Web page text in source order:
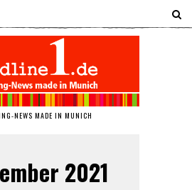
NEWS MADE IN MUNICH
2021